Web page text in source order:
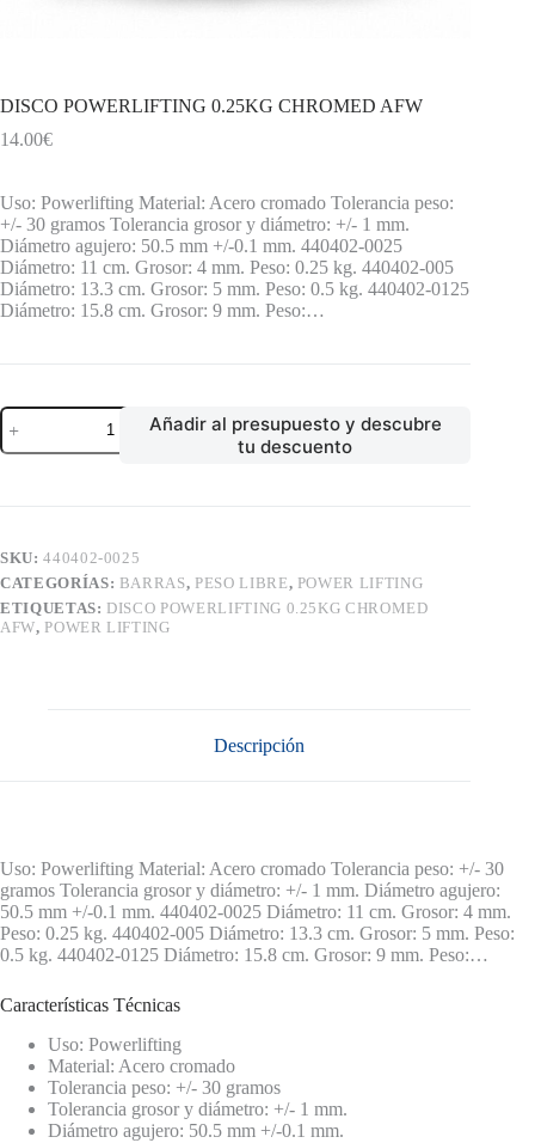
DISCO POWERLIFTING 0.25KG CHROMED AFW
14.00€
Uso: Powerlifting Material: Acero cromado Tolerancia peso:
+/- 30 gramos Tolerancia grosor y diámetro: +/- 1 mm.
Diámetro agujero: 50.5 mm +/-0.1 mm. 440402-0025
Diámetro: 11 cm. Grosor: 4 mm. Peso: 0.25 kg. 440402-005
Diámetro: 13.3 cm. Grosor: 5 mm. Peso: 0.5 kg. 440402-0125
Diámetro: 15.8 cm. Grosor: 9 mm. Peso:…
DISCO
POWERLIFTING
0.25KG
Añadir al presupuesto y descubre
tu descuento
SKU:440402-0025
CATEGORÍAS: BARRAS, PESO LIBRE, POWER LIFTING
ETIQUETAS: DISCO POWERLIFTING 0.25KG CHROMED
AFW, POWER LIFTING
Descripción
Uso: Powerlifting Material: Acero cromado Tolerancia peso: +/- 30
gramos Tolerancia grosor y diámetro: +/- 1 mm. Diámetro agujero:
50.5 mm +/-0.1 mm. 440402-0025 Diámetro: 11 cm. Grosor: 4 mm.
Peso: 0.25 kg. 440402-005 Diámetro: 13.3 cm. Grosor: 5 mm. Peso:
0.5 kg. 440402-0125 Diámetro: 15.8 cm. Grosor: 9 mm. Peso:…
Características Técnicas
Uso: Powerlifting
Material: Acero cromado
Tolerancia peso: +/- 30 gramos
Tolerancia grosor y diámetro: +/- 1 mm.
Diámetro agujero: 50.5 mm +/-0.1 mm.